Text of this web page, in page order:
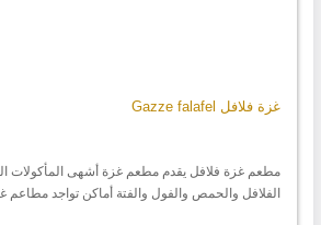
غزة فلافل Gazze falafel
مطعم غزة فلافل يقدم مطعم غزة أشهى المأكولات